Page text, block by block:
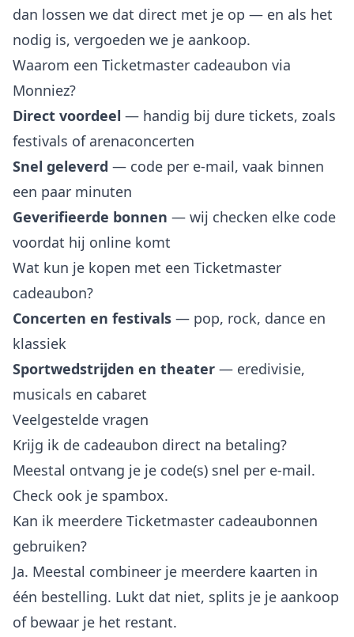
dan lossen we dat direct met je op — en als het
nodig is, vergoeden we je aankoop.
Waarom een Ticketmaster cadeaubon via
Monniez?
Direct voordeel — handig bij dure tickets, zoals
festivals of arenaconcerten
Snel geleverd — code per e-mail, vaak binnen
een paar minuten
Geverifieerde bonnen — wij checken elke code
voordat hij online komt
Wat kun je kopen met een Ticketmaster
cadeaubon?
Concerten en festivals — pop, rock, dance en
klassiek
Sportwedstrijden en theater — eredivisie,
musicals en cabaret
Veelgestelde vragen
Krijg ik de cadeaubon direct na betaling?
Meestal ontvang je je code(s) snel per e-mail.
Check ook je spambox.
Kan ik meerdere Ticketmaster cadeaubonnen
gebruiken?
Ja. Meestal combineer je meerdere kaarten in
één bestelling. Lukt dat niet, splits je je aankoop
of bewaar je het restant.